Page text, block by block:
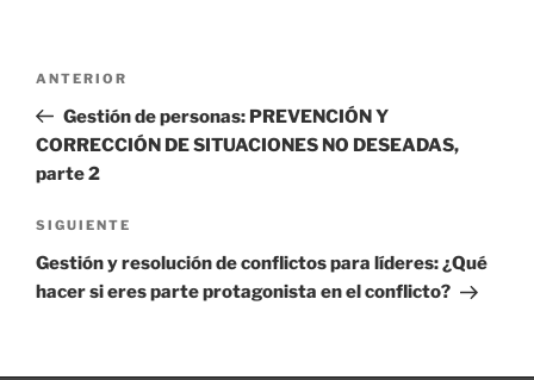
entradas
Entrada
anterior:
ANTERIOR
Gestión de personas: PREVENCIÓN Y
CORRECCIÓN DE SITUACIONES NO DESEADAS,
parte 2
Siguiente
entrada
SIGUIENTE
Gestión y resolución de conflictos para líderes: ¿Qué
hacer si eres parte protagonista en el conflicto?